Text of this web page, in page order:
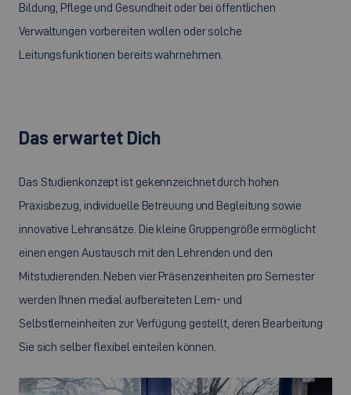
Bildung, Pflege und Gesundheit oder bei öffentlichen
Verwaltungen vorbereiten wollen oder solche
Leitungsfunktionen bereits wahrnehmen.
Das erwartet Dich
Das Studienkonzept ist gekennzeichnet durch hohen
Praxisbezug, individuelle Betreuung und Begleitung sowie
innovative Lehransätze. Die kleine Gruppengröße ermöglicht
einen engen Austausch mit den Lehrenden und den
Mitstudierenden. Neben vier Präsenzeinheiten pro Semester
werden Ihnen medial aufbereiteten Lern- und
Selbstlerneinheiten zur Verfügung gestellt, deren Bearbeitung
Sie sich selber flexibel einteilen können.